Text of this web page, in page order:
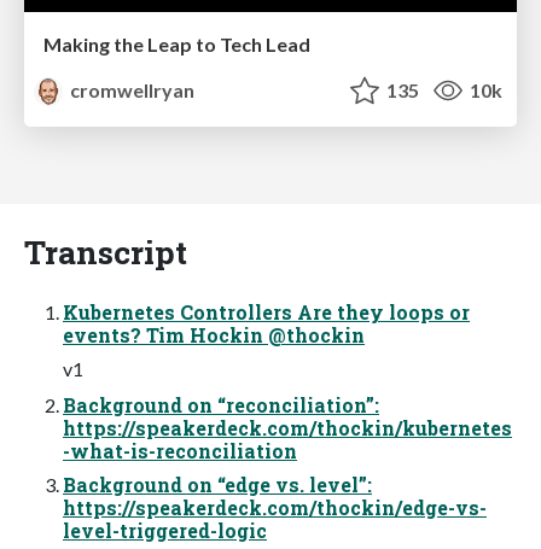
Making the Leap to Tech Lead
cromwellryan
135 10k
Transcript
Kubernetes Controllers Are they loops or
events? Tim Hockin @thockin
v1
Background on “reconciliation”:
https://speakerdeck.com/thockin/kubernetes
-what-is-reconciliation
Background on “edge vs. level”:
https://speakerdeck.com/thockin/edge-vs-
level-triggered-logic